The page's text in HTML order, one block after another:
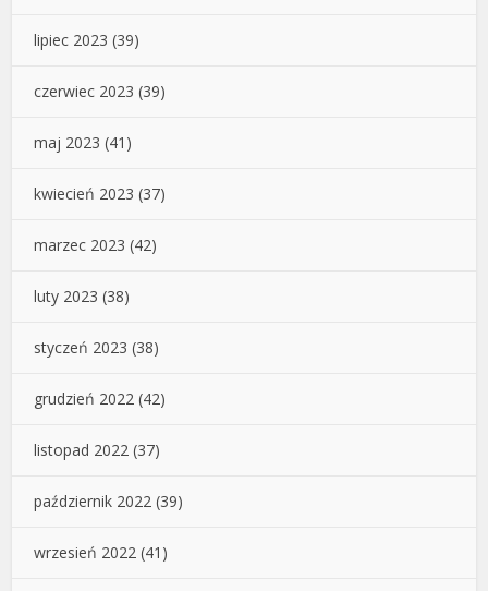
lipiec 2023 (39)
czerwiec 2023 (39)
maj 2023 (41)
kwiecień 2023 (37)
marzec 2023 (42)
luty 2023 (38)
styczeń 2023 (38)
grudzień 2022 (42)
listopad 2022 (37)
październik 2022 (39)
wrzesień 2022 (41)